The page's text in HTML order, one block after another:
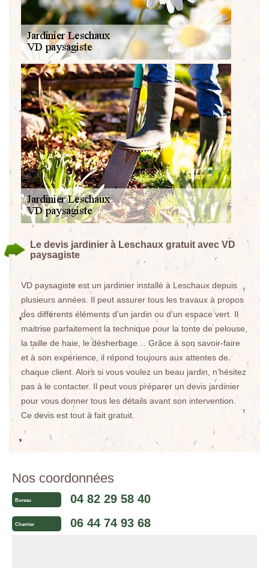
Le devis jardinier à Leschaux gratuit avec VD
paysagiste
VD paysagiste est un jardinier installé à Leschaux depuis
plusieurs années. Il peut assurer tous les travaux à propos
des différents éléments d’un jardin ou d’un espace vert. Il
maitrise parfaitement la technique pour la tonte de pelouse,
la taille de haie, le désherbage… Grâce à son savoir-faire
et à son expérience, il répond toujours aux attentes de
chaque client. Alors si vous voulez un beau jardin, n’hésitez
pas à le contacter. Il peut vous préparer un devis jardinier
pour vous donner tous les détails avant son intervention.
Ce devis est tout à fait gratuit.
Nos coordonnées
Bureau 04 82 29 58 40
Chantier 06 44 74 93 68